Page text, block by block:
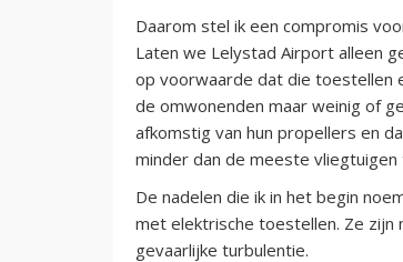
Daarom stel ik een compromis
Laten we Lelystad Airport alleen
op voorwaarde dat die toestellen
de omwonenden maar weinig of
afkomstig van hun propellers en
minder dan de meeste
De nadelen die ik in het begin
met elektrische toestellen. Ze
gevaarlijke turbulentie.